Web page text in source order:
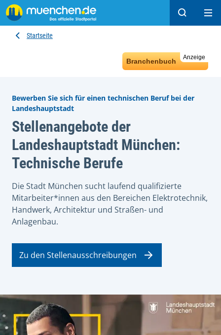
Suchen
Startseite
Anzeige
Branchenbuch
Bewerben Sie sich für einen technischen Beruf bei der
Landeshauptstadt
Stellenangebote der
Landeshauptstadt München:
Technische Berufe
Die Stadt München sucht laufend qualifizierte
Mitarbeiter*innen aus den Bereichen Elektrotechnik,
Handwerk, Architektur und Straßen- und
Anlagenbau.
Zu den Stellenausschreibungen